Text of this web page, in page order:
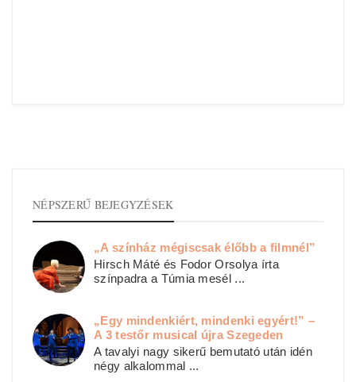
NÉPSZERŰ BEJEGYZÉSEK
„A színház mégiscsak élőbb a filmnél”
Hirsch Máté és Fodor Orsolya írta
színpadra a Túmia mesél ...
„Egy mindenkiért, mindenki egyért!” –
A 3 testőr musical újra Szegeden
A tavalyi nagy sikerű bemutató után idén
négy alkalommal ...